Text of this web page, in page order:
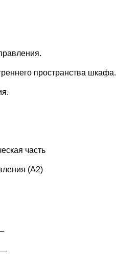
пространства шкафа.
часть
(А2)